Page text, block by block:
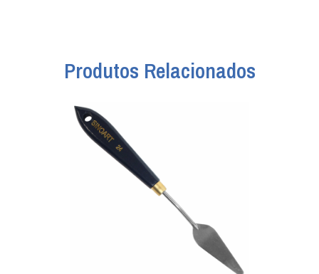
Produtos Relacionados